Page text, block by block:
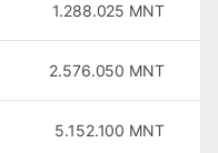
1.288.025 MNT
2.576.050 MNT
5.152.100 MNT